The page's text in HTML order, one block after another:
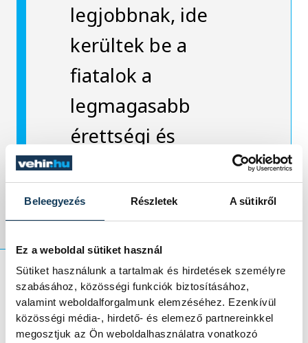
Beleegyezés Részletek A sütikről
Ez a weboldal sütiket használ
Sütiket használunk a tartalmak és hirdetések személyre
szabásához, közösségi funkciók biztosításához,
valamint weboldalforgalmunk elemzéséhez. Ezenkívül
közösségi média-, hirdető- és elemező partnereinkkel
megosztjuk az Ön weboldalhasználatra vonatkozó
legjobbnak, ide
kerültek be a
fiatalok a
legmagasabb
érettségi és
tanulmányi
pontokkal.